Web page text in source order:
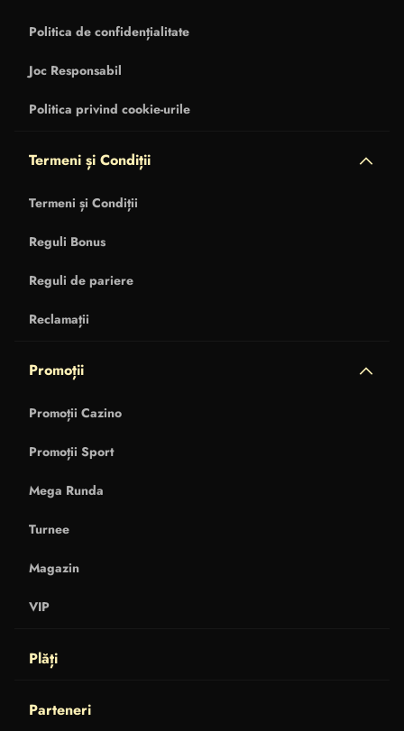
Politica de confidențialitate
Joc Responsabil
Politica privind cookie-urile
Termeni și Condiții
Termeni și Condiții
Reguli Bonus
Reguli de pariere
Reclamații
Promoții
Promoții Cazino
Promoții Sport
Mega Runda
Turnee
Magazin
VIP
Plăți
Parteneri